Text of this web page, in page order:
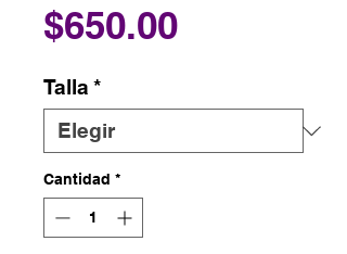
$650.00Precio
Talla *
Cantidad *